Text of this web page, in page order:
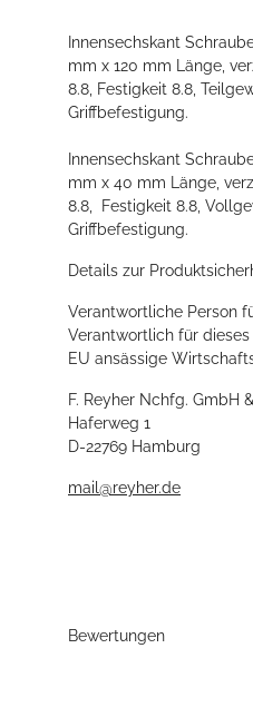
Innensechskant
mm x 120 mm Länge,
8.8, Festigkeit 8.8,
Griffbefestigung.
Innensechskant
mm x 40 mm Länge,
8.8, Festigkeit 8.8,
Griffbefestigung.
Details zur
Verantwortliche Person
Verantwortlich für
EU ansässige
F. Reyher Nchfg. GmbH
Haferweg 1
D-22769 Hamburg
mail@reyher.de
Bewertungen